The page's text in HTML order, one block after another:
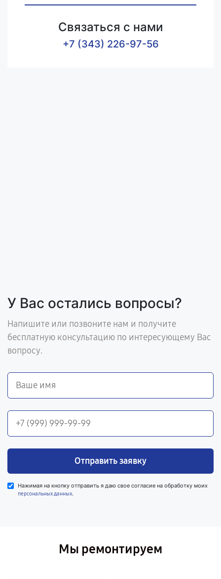
Связаться с нами
+7 (343) 226-97-56
У Вас остались вопросы?
Напишите или позвоните нам и получите
бесплатную консультацию по интересующему Вас
вопросу.
Отправить заявку
Нажимая на кнопку отправить я даю свое согласие на обработку моих
персональных данных.
Мы ремонтируем